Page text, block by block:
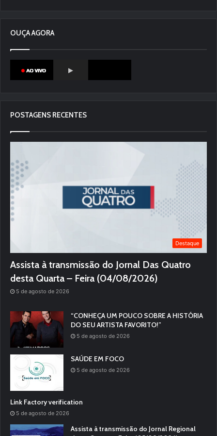
OUÇA AGORA
POSTAGENS RECENTES
Destaque
Assista à transmissão do Jornal Das Quatro
desta Quarta – Feira (04/08/2026)
5 de agosto de 2026
“CONHEÇA UM POUCO SOBRE A HISTÓRIA
DO SEU ARTISTA FAVORITO!”
5 de agosto de 2026
SAÚDE EM FOCO
5 de agosto de 2026
Link Factory verification
5 de agosto de 2026
Assista à transmissão do Jornal Regional